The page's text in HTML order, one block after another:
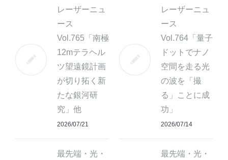
レーザーニュ
ース
Vol.765「南極
12mテラヘル
ツ望遠鏡計画
が切り拓く新
たな銀河研
究」他
2026/07/21
レーザーニュ
ース
Vol.764「量子
ドットでナノ
空間を走る光
の波を「撮
る」ことに成
功」
2026/07/14
最先端・光・
最先端・光・